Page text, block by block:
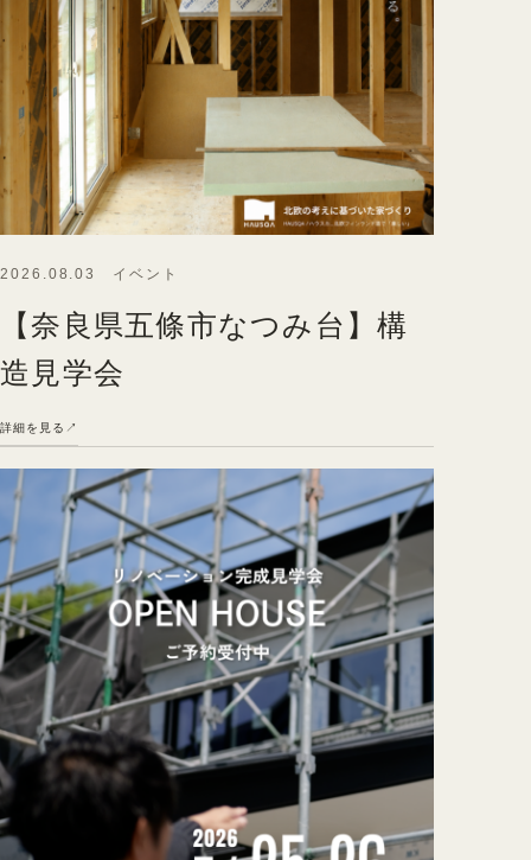
2026.08.03 イベント
【奈良県五條市なつみ台】構
造見学会
詳細を見る